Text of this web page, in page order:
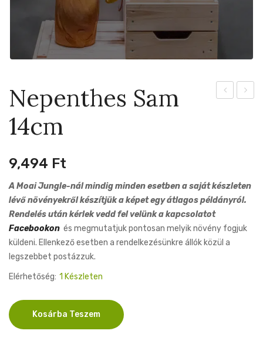
Nepenthes Sam
14cm
9,494 Ft
A Moai Jungle-nál mindig minden esetben a saját készleten
lévő növényekről készítjük a képet egy átlagos példányról.
Rendelés után kérlek vedd fel velünk a kapcsolatot
Facebookon és megmutatjuk pontosan melyik növény fogjuk
küldeni. Ellenkező esetben a rendelkezésünkre állók közül a
legszebbet postázzuk.
Elérhetőség: 1 Készleten
Nepenthes
Sam
Kosárba Teszem